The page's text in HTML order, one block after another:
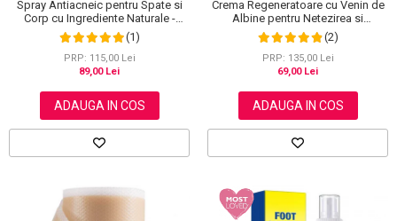
Spray Antiacneic pentru Spate si
Corp cu Ingrediente Naturale -
Reduce Cosurile si Excesul de
Sebum, 120 ml
(1)
PRP: 115,00 Lei
89,00 Lei
ADAUGA IN COS
Crema Regeneratoare cu Venin de
Albine pentru Netezirea si
Reinoirea Pielii, 100 g
(2)
PRP: 135,00 Lei
69,00 Lei
ADAUGA IN COS